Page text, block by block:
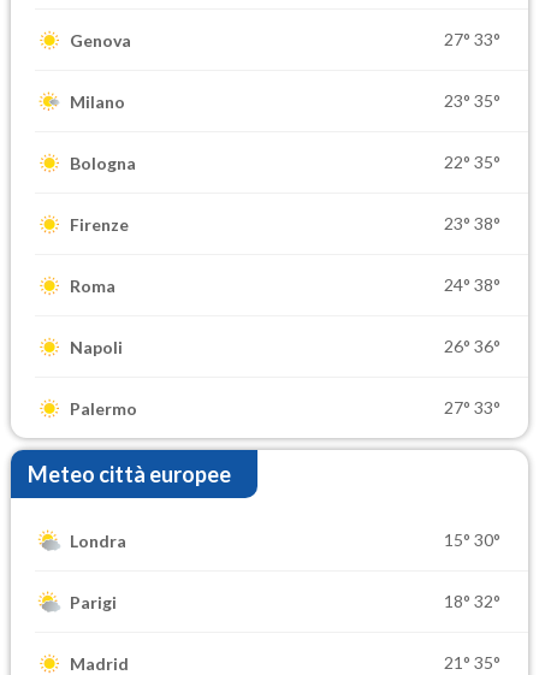
Genova 27° 33°
Milano 23° 35°
Bologna 22° 35°
Firenze 23° 38°
Roma 24° 38°
Napoli 26° 36°
Palermo 27° 33°
Meteo città europee
Londra 15° 30°
Parigi 18° 32°
Madrid 21° 35°